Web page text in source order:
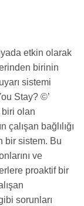
etkin olarak
birinin
sistemi
Stay? ©’
olan
bağlılığı
bir sistem. Bu
ve
proaktif bir
sorunları